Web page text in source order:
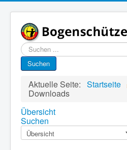
Suchen
...
Suchen
Aktuelle Seite: Startseite
Downloads
Übersicht
Suchen